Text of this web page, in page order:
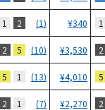
1 2 (1) ¥340 1
2 5 (10) ¥3,530 2
5 1 (13) ¥4,010 5
2 1 (7) ¥2,270 2